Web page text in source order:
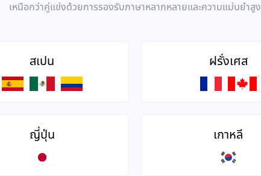
เหนือกว่าคู่แข่งด้วยการรองรับภาษาหลากหลายและความแม่นยำสูง
สเปน ฝรั่งเศส
ญี่ปุ่น เกาหลี